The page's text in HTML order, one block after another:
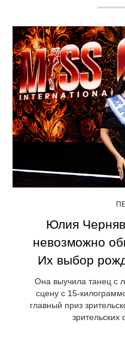
Юлия
невозможно
Их выбор
Она выучила танец с
сцену с 15-
главный приз
зрительских